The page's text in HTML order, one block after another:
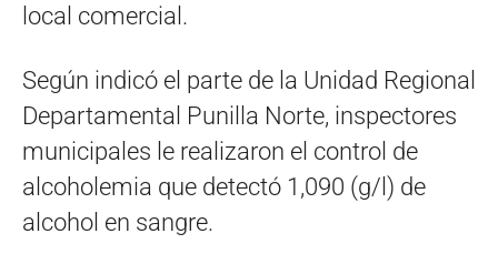
local comercial.
Según indicó el parte de la Unidad Regional
Departamental Punilla Norte, inspectores
municipales le realizaron el control de
alcoholemia que detectó 1,090 (g/l) de
alcohol en sangre.